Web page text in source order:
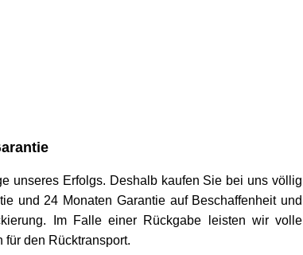
unseres Erfolgs. Deshalb kaufen Sie bei uns völlig
und 24 Monaten Garantie auf Beschaffenheit und
Im Falle einer Rückgabe leisten wir volle
für den Rücktransport.